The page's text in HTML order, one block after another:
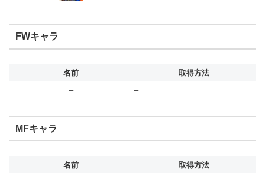
FWキャラ
名前
取得方法
–
–
MFキャラ
名前 取得方法